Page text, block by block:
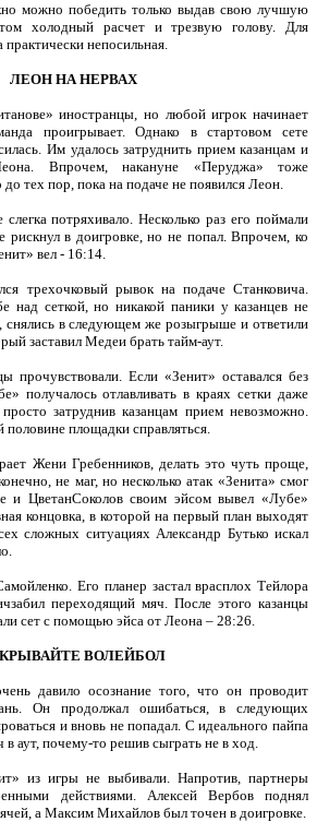
можно победить только выдав свою лучшую
холодный расчет и трезвую голову. Для
практически непосильная.
ЛЕОН НА НЕРВАХ
иностранцы, но любой игрок начинает
проигрывает. Однако в стартовом сете
Им удалось затруднить прием казанцам и
Впрочем, накануне «Перуджа» тоже
до тех пор, пока на подаче не появился Леон.
потряхивало. Несколько раз его поймали
рискнул в доигровке, но не попал. Впрочем, ко
вел - 16:14.
трехочковый рывок на подаче Станковича.
над сеткой, но никакой паники у казанцев не
снялись в следующем же розыгрыше и ответили
заставил Медеи брать тайм-аут.
прочувствовали. Если «Зенит» оставался без
получалось отлавливать в краях сетки даже
затруднив казанцам прием невозможно.
площадки справляться.
Жени Гребенников, делать это чуть проще,
не маг, но несколько атак «Зенита» смог
и ЦветанСоколов своим эйсом вывел «Лубе»
концовка, в которой на первый план выходят
сложных ситуациях Александр Бутько искал
Его планер застал врасплох Тейлора
переходящий мяч. После этого казанцы
сет с помощью эйса от Леона – 28:26.
ВОЛЕЙБОЛ
давило осознание того, что он проводит
Он продолжал ошибаться, в следующих
и вновь не попадал. С идеального пайпа
в аут, почему-то решив сыграть не в ход.
из игры не выбивали. Напротив, партнеры
действиями. Алексей Вербов поднял
а Максим Михайлов был точен в доигровке.